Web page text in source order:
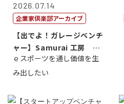
2026.07.14
企業家倶楽部アーカイブ
【出でよ！ガレージベンチ
ャー】Samurai 工房 代
表取締...
ｅスポーツを通し価値を生
み出したい